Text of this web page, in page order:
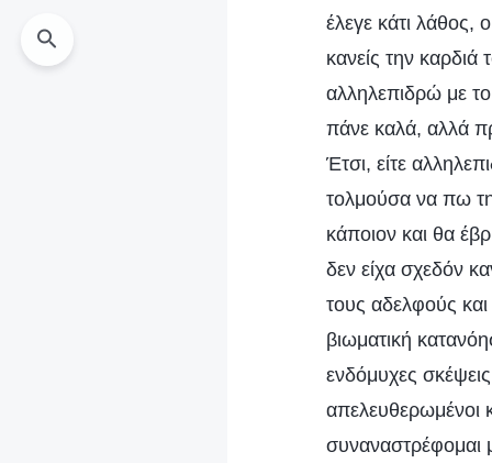
έλεγε κάτι λάθος,
κανείς την
αλληλεπιδρώ με
πάνε καλά, αλλά
Έτσι, είτε
τολμούσα να πω
κάποιον και θα
δεν είχα σχεδόν
τους αδελφούς και
βιωματική
ενδόμυχες
απελευθερωμένοι
συναναστρέφομαι